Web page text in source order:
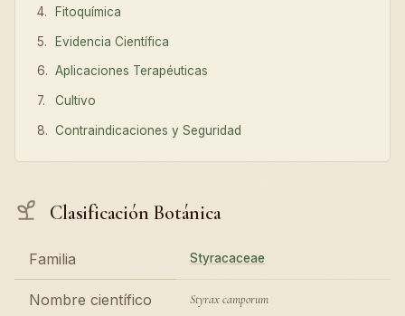
Fitoquímica
Evidencia Científica
Aplicaciones Terapéuticas
Cultivo
Contraindicaciones y Seguridad
Clasificación Botánica
Familia Styracaceae
Nombre científico Styrax camporum